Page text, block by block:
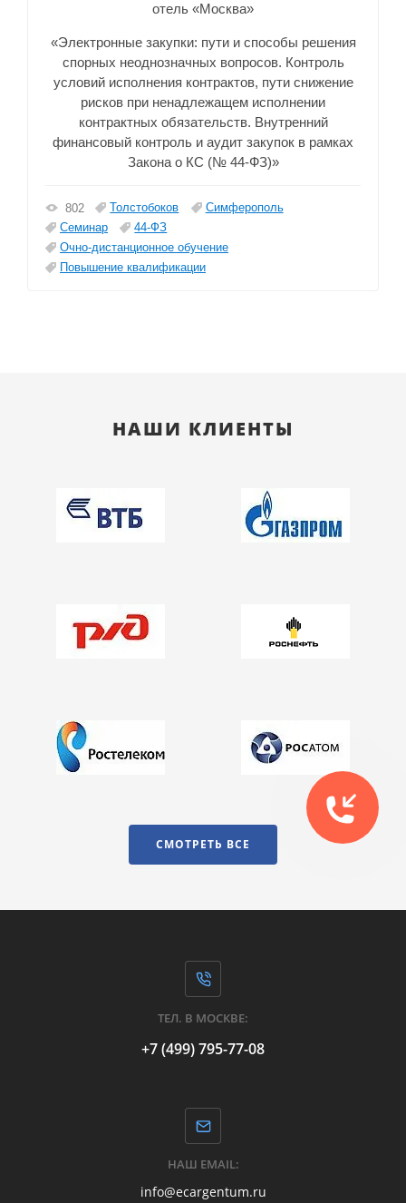
отель «Москва»
«Электронные закупки: пути и способы решения
спорных неоднозначных вопросов. Контроль
условий исполнения контрактов, пути снижение
рисков при ненадлежащем исполнении
контрактных обязательств. Внутренний
финансовый контроль и аудит закупок в рамках
Закона о КС (№ 44-ФЗ)»
802 Толстобоков
Симферополь
Семинар
44-ФЗ
Очно-дистанционное обучение
Повышение квалификации
НАШИ КЛИЕНТЫ
СМОТРЕТЬ ВСЕ
ТЕЛ. В МОСКВЕ:
+7 (499) 795-77-08
НАШ EMAIL:
info@ecargentum.ru